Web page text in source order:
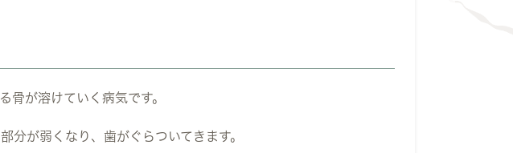
骨が溶けていく病気です。
分が弱くなり、歯がぐらついてきます。